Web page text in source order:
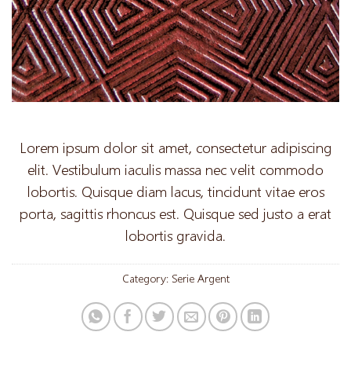
Lorem ipsum dolor sit amet, consectetur adipiscing
elit. Vestibulum iaculis massa nec velit commodo
lobortis. Quisque diam lacus, tincidunt vitae eros
porta, sagittis rhoncus est. Quisque sed justo a erat
lobortis gravida.
Category: Serie Argent